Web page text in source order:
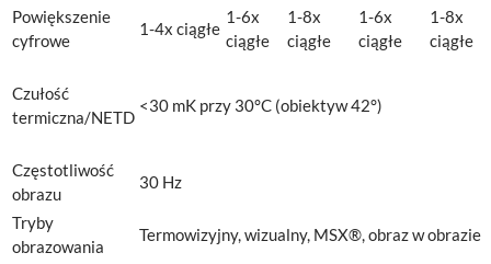
Powiększenie
cyfrowe
1-4x ciągłe
1-6x
ciągłe
1-8x
ciągłe
1-6x
ciągłe
1-8x
ciągłe
Czułość
termiczna/NETD
<30 mK przy 30°C (obiektyw 42°)
Częstotliwość
obrazu
30 Hz
Tryby
obrazowania
Termowizyjny, wizualny, MSX®, obraz w obrazie